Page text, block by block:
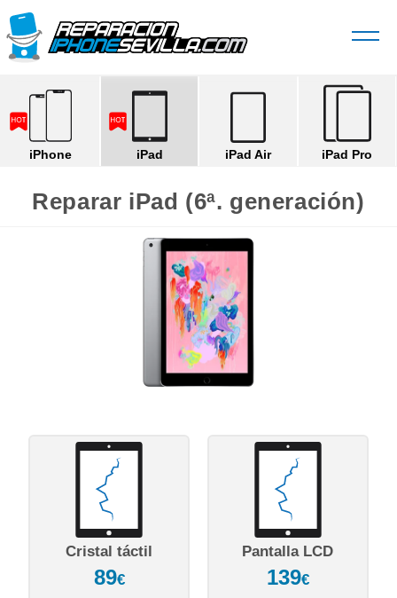
iPhone iPad iPad Air iPad Pro
Reparar iPad (6ª. generación)
Cristal táctil
89€
Pantalla LCD
139€